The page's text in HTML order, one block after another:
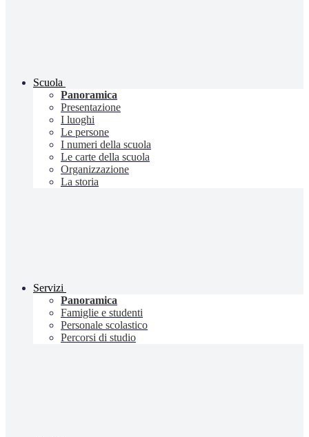
Scuola
Panoramica
Presentazione
I luoghi
Le persone
I numeri della scuola
Le carte della scuola
Organizzazione
La storia
Servizi
Panoramica
Famiglie e studenti
Personale scolastico
Percorsi di studio